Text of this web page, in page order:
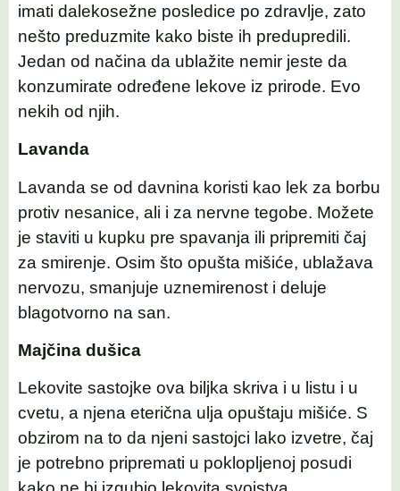
imati dalekosežne posledice po zdravlje, zato
nešto preduzmite kako biste ih predupredili.
Jedan od načina da ublažite nemir jeste da
konzumirate određene lekove iz prirode. Evo
nekih od njih.
Lavanda
Lavanda se od davnina koristi kao lek za borbu
protiv nesanice, ali i za nervne tegobe. Možete
je staviti u kupku pre spavanja ili pripremiti čaj
za smirenje. Osim što opušta mišiće, ublažava
nervozu, smanjuje uznemirenost i deluje
blagotvorno na san.
Majčina dušica
Lekovite sastojke ova biljka skriva i u listu i u
cvetu, a njena eterična ulja opuštaju mišiće. S
obzirom na to da njeni sastojci lako izvetre, čaj
je potrebno pripremati u poklopljenoj posudi